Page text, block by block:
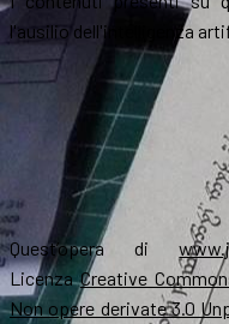
l'ausilio dell'intelligenza
Quest’opera di
LicenzaCreative
Non opere derivate 3.0